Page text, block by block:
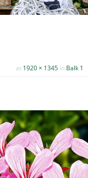
at 1920 × 1345 in Balk 1